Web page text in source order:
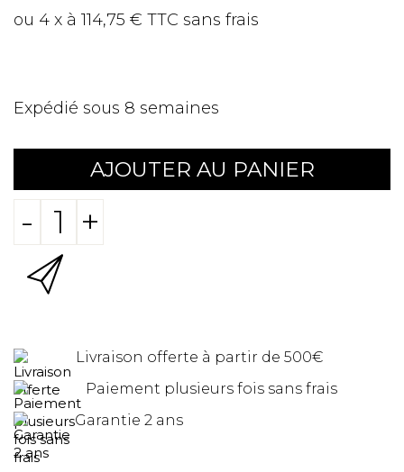
ou 4 x à 114,75 € TTC sans frais
Expédié sous 8 semaines
AJOUTER AU PANIER
- +
Livraison offerte à partir de 500€
Paiement plusieurs fois sans frais
Garantie 2 ans